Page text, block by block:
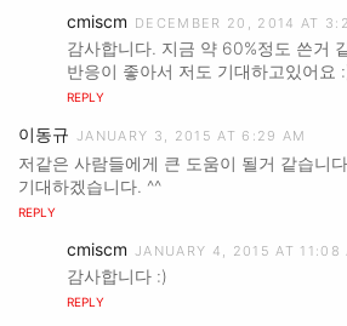
cmiscm DECEMBER 20, 2014 AT
감사합니다. 지금 약 60%정도 쓴거
반응이 좋아서 저도 기대하고있어요
REPLY
이동규 JANUARY 3, 2015 AT 6:29 AM
저같은 사람들에게 큰 도움이 될거 같습니
기대하겠습니다. ^^
REPLY
cmiscm JANUARY 4, 2015 AT 11:08
감사합니다 :)
REPLY